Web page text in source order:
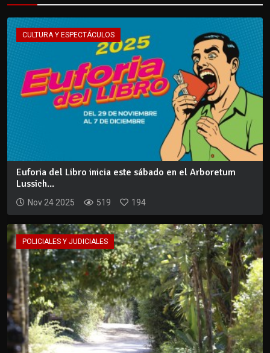
CULTURA Y ESPECTÁCULOS
Euforia del Libro inicia este sábado en el Arboretum
Lussich...
Nov 24 2025 519 194
POLICIALES Y JUDICIALES